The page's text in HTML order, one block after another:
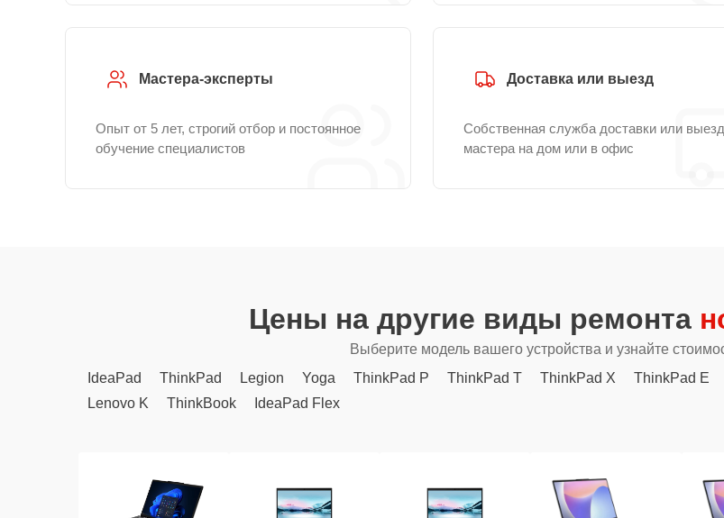
Мастера-эксперты
Опыт от 5 лет, строгий отбор и постоянное
обучение специалистов
Доставка или выезд
Собственная служба доставки или выезд
мастера на дом или в офис
Цены на другие виды ремонта
Выберите модель вашего устройства и узнайте
IdeaPad
ThinkPad Legion Yoga ThinkPad P ThinkPad T ThinkPad X ThinkPad E
Lenovo K
ThinkBook IdeaPad Flex